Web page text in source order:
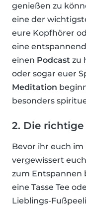
genießen zu
eine der
eure Kopfhörer
eine
einen Podcast zu
oder sogar euer
Meditation
besonders
2. Die
Bevor ihr euch
vergewissert
zum Entspannen
eine Tasse Tee
Lieblings-